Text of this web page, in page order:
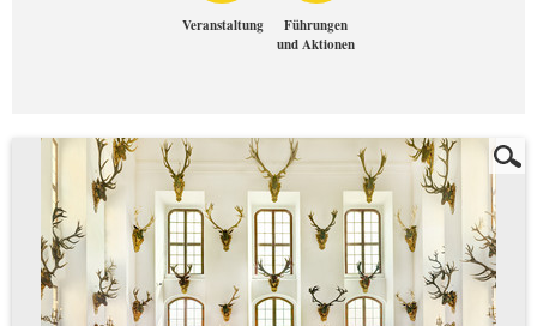
Veranstaltung
Führungen
und Aktionen